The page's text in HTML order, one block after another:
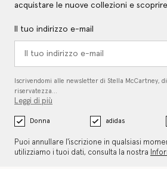
acquistare le nuove collezioni e
Il tuo indirizzo e-mail
Iscrivendomi alle newsletter di Stella
riservatezza…
Leggi di più
Donna adidas
Puoi annullare l'iscrizione in qualsiasi
utilizziamo i tuoi dati, consulta la nostra